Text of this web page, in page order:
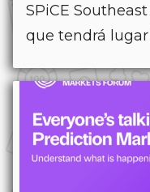
SPiCE
que tendrá lugar